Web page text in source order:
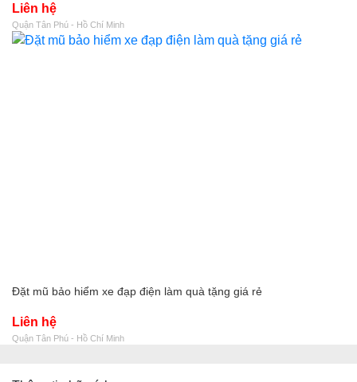
Liên hệ
Quận Tân Phú - Hồ Chí Minh
Đặt mũ bảo hiểm xe đạp điện làm quà tặng giá rẻ
Liên hệ
Quận Tân Phú - Hồ Chí Minh